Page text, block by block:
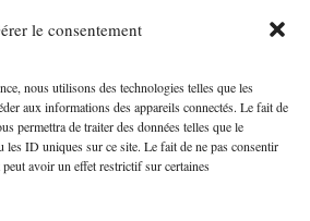
le consentement
nous utilisons des technologies telles que les
aux informations des appareils connectés. Le fait de
permettra de traiter des données telles que le
les ID uniques sur ce site. Le fait de ne pas consentir
avoir un effet restrictif sur certaines
Boudon, 75016, Paris